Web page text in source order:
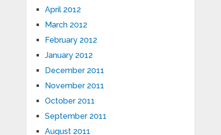
April 2012
March 2012
February 2012
January 2012
December 2011
November 2011
October 2011
September 2011
August 2011